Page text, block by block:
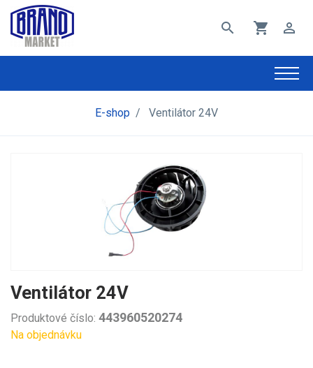
search shopping_cart perm_identity
E-shop / Ventilátor 24V
Ventilátor 24V
Produktové číslo: 443960520274
Na objednávku